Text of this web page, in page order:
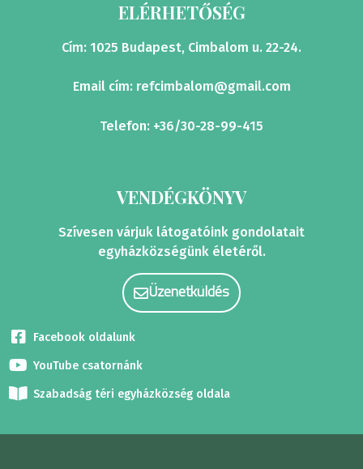
ELÉRHETŐSÉG
Cím: 1025 Budapest, Cimbalom u. 22-24.
Email cím: refcimbalom@gmail.com
Telefon: +36/30-28-99-415
VENDÉGKÖNYV
Szívesen várjuk látogatóink gondolatait
egyházközségünk életéről.
Üzenetküldés
Facebook oldalunk
YouTube csatornánk
Szabadság téri egyházközség oldala